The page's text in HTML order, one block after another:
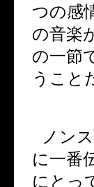
つの感
の音楽
の一節
うこと
ノン
に一番
にとっ